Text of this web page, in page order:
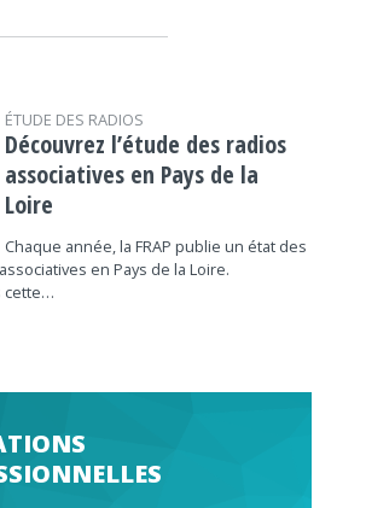
ÉTUDE DES RADIOS
Découvrez l’étude des radios
associatives en Pays de la
Loire
Chaque année, la FRAP publie un état des
en Pays de la Loire.
cette…